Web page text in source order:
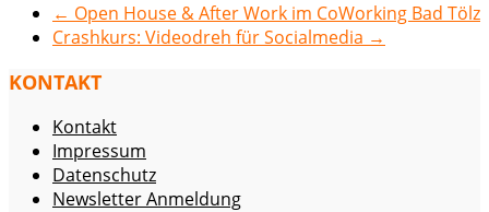
← Open House & After Work im CoWorking Bad Tölz
Crashkurs: Videodreh für Socialmedia →
KONTAKT
Kontakt
Impressum
Datenschutz
Newsletter Anmeldung